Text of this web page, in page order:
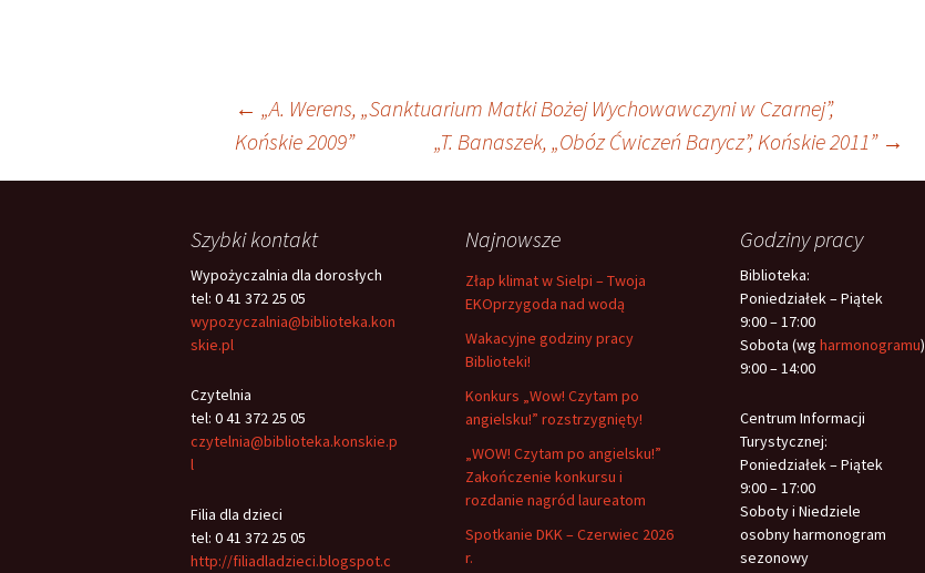
Nawigacja
wpisu
← „A. Werens, „Sanktuarium Matki Bożej Wychowawczyni w Czarnej”,
Końskie 2009”
„T. Banaszek, „Obóz Ćwiczeń Barycz”, Końskie 2011” →
Szybki kontakt
Wypożyczalnia dla dorosłych
tel: 0 41 372 25 05
wypozyczalnia@biblioteka.kon
skie.pl
Czytelnia
tel: 0 41 372 25 05
czytelnia@biblioteka.konskie.p
l
Filia dla dzieci
tel: 0 41 372 25 05
http://filiadladzieci.blogspot.c
Najnowsze
Złap klimat w Sielpi – Twoja
EKOprzygoda nad wodą
Wakacyjne godziny pracy
Biblioteki!
Konkurs „Wow! Czytam po
angielsku!” rozstrzygnięty!
„WOW! Czytam po angielsku!”
Zakończenie konkursu i
rozdanie nagród laureatom
Spotkanie DKK – Czerwiec 2026
r.
Godziny pracy
Biblioteka:
Poniedziałek – Piątek
9:00 – 17:00
Sobota (wg harmonogramu)
9:00 – 14:00
Centrum Informacji
Turystycznej:
Poniedziałek – Piątek
9:00 – 17:00
Soboty i Niedziele
osobny harmonogram
sezonowy